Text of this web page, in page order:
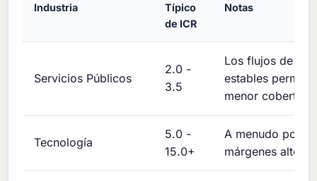
Industria
Típico
de ICR
Notas
Servicios Públicos
2.0 -
3.5
Los flujos de
estables
menor cobertura
Tecnología
5.0 -
15.0+
A menudo poca
márgenes altos